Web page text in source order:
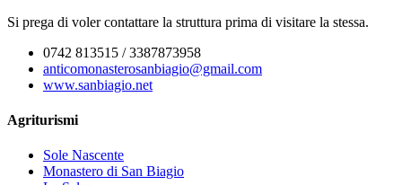
Si prega di voler contattare la struttura prima di visitare la stessa.
0742 813515 / 3387873958
anticomonasterosanbiagio@gmail.com
www.sanbiagio.net
Agriturismi
Sole Nascente
Monastero di San Biagio